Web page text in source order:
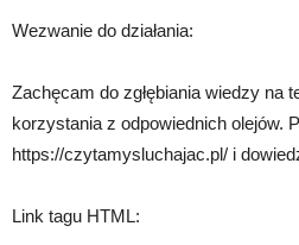
Wezwanie do działania:
Zachęcam do zgłębiania wiedzy na
korzystania z odpowiednich olejów.
https://czytamysluchajac.pl/ i
Link tagu HTML: